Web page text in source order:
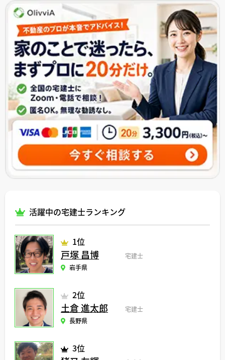
活躍中の宅建士ランキング
1位
戸塚 昌博
宅建士
岩手県
2位
土倉 進太郎
宅建士
長野県
3位